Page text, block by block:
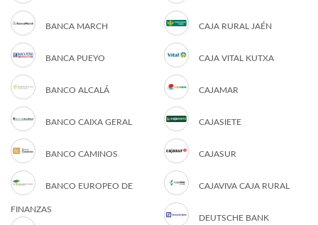
BANCA MARCH
BANCA PUEYO
BANCO ALCALÁ
BANCO CAIXA GERAL
BANCO CAMINOS
BANCO EUROPEO DE
FINANZAS
CAJA RURAL JAÉN
CAJA VITAL KUTXA
CAJAMAR
CAJASIETE
CAJASUR
CAJAVIVA CAJA RURAL
DEUTSCHE BANK